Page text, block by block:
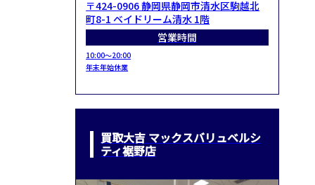
〒424-0906 静岡県静岡市清水区駒越北
町8-1 ベイドリーム清水 1階
営業時間
10:00～20:00
年末年始休業
買取大吉 マックスバリュベルシ
ティ裾野店